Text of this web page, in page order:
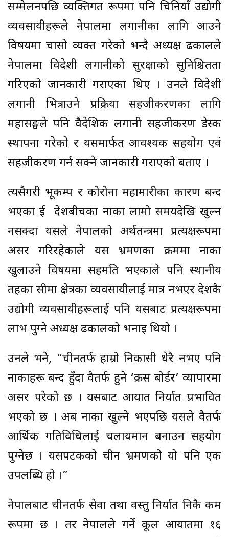
सम्मेलनपछि व्यक्तिगत रूपमा पनि चिनियाँ उद्योगी
व्यवसायीहरूले नेपालमा लगानीका लागि आउने
विषयमा चासो व्यक्त गरेको भन्दै अध्यक्ष ढकालले
नेपालमा विदेशी लगानीको सुरक्षाको सुनिश्चितता
गरिएको जानकारी गराएका थिए । उनले विदेशी
लगानी भित्राउने प्रक्रिया सहजीकरणका लागि
महासङ्घले पनि वैदेशिक लगानी सहजीकरण डेस्क
स्थापना गरेको र यसमार्फत आवश्यक सहयोग एवं
सहजीकरण गर्न सक्ने जानकारी गराएको बताए ।
त्यसैगरी भूकम्प र कोरोना महामारीका कारण बन्द
भएका दुई देशबीचका नाका लामो समयदेखि खुल्न
नसक्दा यसले नेपालको अर्थतन्त्रमा प्रत्यक्षरूपमा
असर गरिरहेकाले यस भ्रमणका क्रममा नाका
खुलाउने विषयमा सहमति भएकाले पनि स्थानीय
तहका सीमा क्षेत्रका व्यवसायीलाई मात्र नभएर देशकै
उद्योगी व्यवसायीहरूलाई पनि यसबाट प्रत्यक्षरूपमा
लाभ पुग्ने अध्यक्ष ढकालको भनाइ थियो ।
उनले भने, “चीनतर्फ हाम्रो निकासी धेरै नभए पनि
नाकाहरू बन्द हुँदा दुवैतर्फ हुने ‘क्रस बोर्डर’ व्यापारमा
असर परेको छ । यसबाट आयात निर्यात प्रभावित
भएको छ । अब नाका खुल्ने भएपछि यसले दुवैतर्फ
आर्थिक गतिविधिलाई चलायमान बनाउन सहयोग
पुग्नेछ । यसपटकको चीन भ्रमणको यो पनि एक
उपलब्धि हो ।”
नेपालबाट चीनतर्फ सेवा तथा वस्तु निर्यात निकै कम
रूपमा छ । तर नेपालले गर्ने कूल आयातमा १६